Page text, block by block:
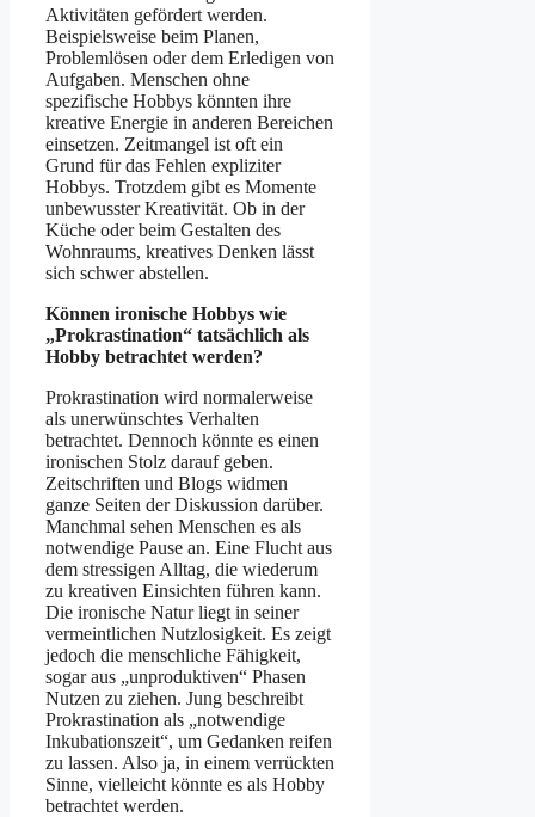
Aktivitäten gefördert werden.
Beispielsweise beim Planen,
Problemlösen oder dem Erledigen von
Aufgaben. Menschen ohne
spezifische Hobbys könnten ihre
kreative Energie in anderen Bereichen
einsetzen. Zeitmangel ist oft ein
Grund für das Fehlen expliziter
Hobbys. Trotzdem gibt es Momente
unbewusster Kreativität. Ob in der
Küche oder beim Gestalten des
Wohnraums, kreatives Denken lässt
sich schwer abstellen.
Können ironische Hobbys wie
„Prokrastination“ tatsächlich als
Hobby betrachtet werden?
Prokrastination wird normalerweise
als unerwünschtes Verhalten
betrachtet. Dennoch könnte es einen
ironischen Stolz darauf geben.
Zeitschriften und Blogs widmen
ganze Seiten der Diskussion darüber.
Manchmal sehen Menschen es als
notwendige Pause an. Eine Flucht aus
dem stressigen Alltag, die wiederum
zu kreativen Einsichten führen kann.
Die ironische Natur liegt in seiner
vermeintlichen Nutzlosigkeit. Es zeigt
jedoch die menschliche Fähigkeit,
sogar aus „unproduktiven“ Phasen
Nutzen zu ziehen. Jung beschreibt
Prokrastination als „notwendige
Inkubationszeit“, um Gedanken reifen
zu lassen. Also ja, in einem verrückten
Sinne, vielleicht könnte es als Hobby
betrachtet werden.